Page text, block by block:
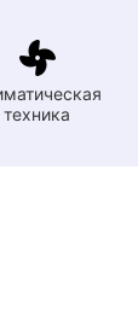
техника